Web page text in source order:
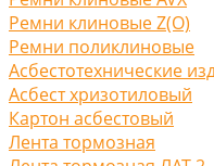
Ремни клиновые Z(O)
Ремни поликлиновые
Асбестотехнические
Асбест хризотиловый
Картон асбестовый
Лента тормозная